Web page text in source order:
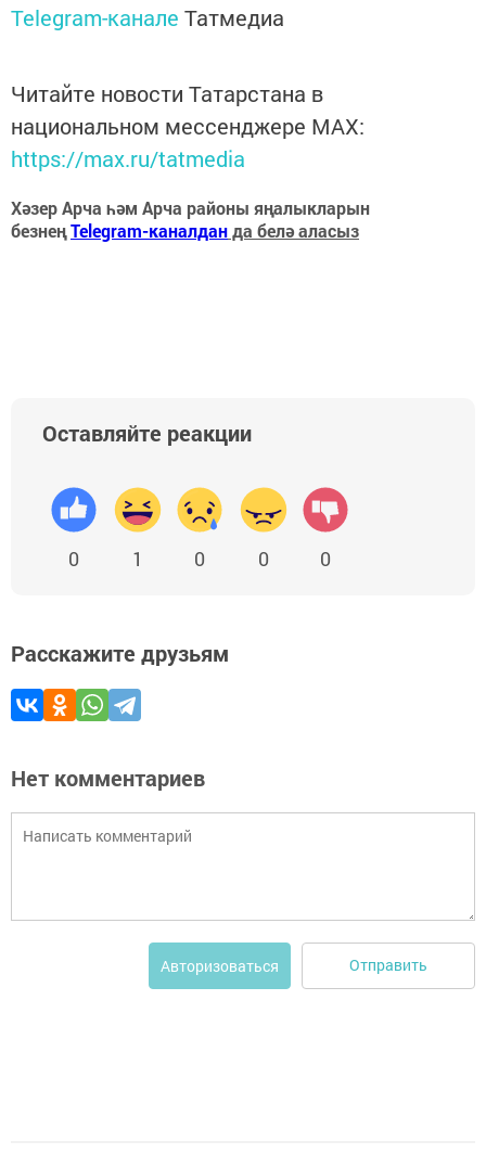
Telegram-канале Татмедиа
Читайте новости Татарстана в
национальном мессенджере MАХ:
https://max.ru/tatmedia
Хәзер Арча һәм Арча районы яңалыкларын
безнеңTelegram-каналданда белә аласыз
Оставляйте реакции
0 1 0 0 0
Расскажите друзьям
Нет комментариев
Авторизоваться Отправить